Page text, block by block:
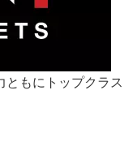
ともにトップクラス